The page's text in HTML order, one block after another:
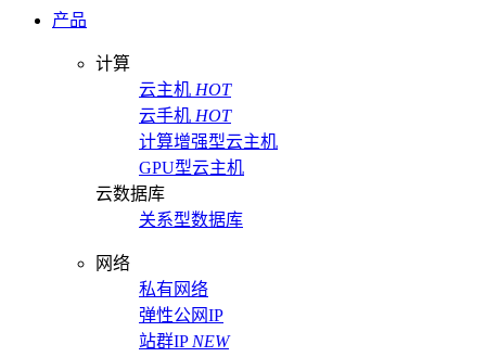
产品
计算
云主机 HOT
云手机 HOT
计算增强型云主机
GPU型云主机
云数据库
关系型数据库
网络
私有网络
弹性公网IP
站群IP NEW